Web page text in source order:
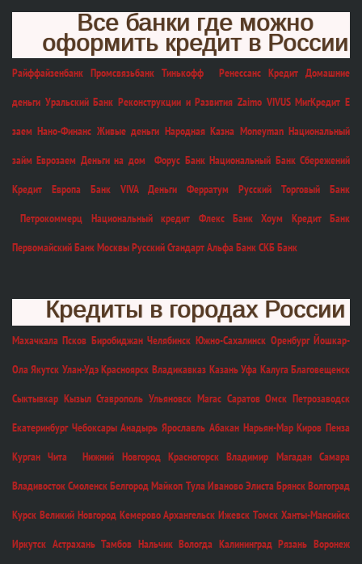
Все банки где можно
оформить кредит в России
Райффайзенбанк Промсвязьбанк Тинькофф Ренессанс Кредит Домашние
деньги Уральский Банк Реконструкции и Развития Zaimo VIVUS МигКредит Е
заем Нано-Финанс Живые деньги Народная Казна Moneyman Национальный
займ Еврозаем Деньги на дом Форус Банк Национальный Банк Сбережений
Кредит Европа Банк VIVA Деньги Ферратум Русский Торговый Банк
Петрокоммерц Национальный кредит Флекс Банк Хоум Кредит Банк
Первомайский Банк Москвы Русский Стандарт Альфа Банк СКБ Банк
Кредиты в городах России
Махачкала Псков Биробиджан Челябинск Южно-Сахалинск Оренбург Йошкар-
Ола Якутск Улан-Удэ Красноярск Владикавказ Казань Уфа Калуга Благовещенск
Сыктывкар Кызыл Ставрополь Ульяновск Магас Саратов Омск Петрозаводск
Екатеринбург Чебоксары Анадырь Ярославль Абакан Нарьян-Мар Киров Пенза
Курган Чита Нижний Новгород Красногорск Владимир Магадан Самара
Владивосток Смоленск Белгород Майкоп Тула Иваново Элиста Брянск Волгоград
Курск Великий Новгород Кемерово Архангельск Ижевск Томск Ханты-Мансийск
Иркутск Астрахань Тамбов Нальчик Вологда Калининград Рязань Воронеж